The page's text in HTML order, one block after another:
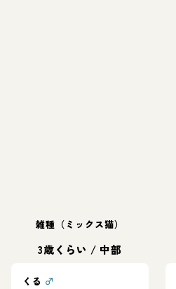
雑種（ミックス猫）
3歳くらい / 中部
くる ♂